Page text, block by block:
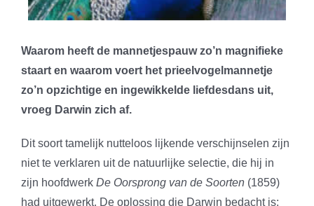
Waarom heeft de mannetjespauw zo’n magnifieke
staart en waarom voert het prieelvogelmannetje
zo’n opzichtige en ingewikkelde liefdesdans uit,
vroeg Darwin zich af.
Dit soort tamelijk nutteloos lijkende verschijnselen zijn
niet te verklaren uit de natuurlijke selectie, die hij in
zijn hoofdwerk De Oorsprong van de Soorten (1859)
had uitgewerkt. De oplossing die Darwin bedacht is: